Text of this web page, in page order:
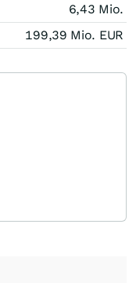
6,43 Mio.
199,39 Mio. EUR